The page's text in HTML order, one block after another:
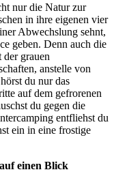
nur die Natur zur
in ihre eigenen vier
Abwechslung sehnt,
geben. Denn auch die
der grauen
anstelle von
du nur das
auf dem gefrorenen
du gegen die
entfliehst du
ein in eine frostige
einen Blick